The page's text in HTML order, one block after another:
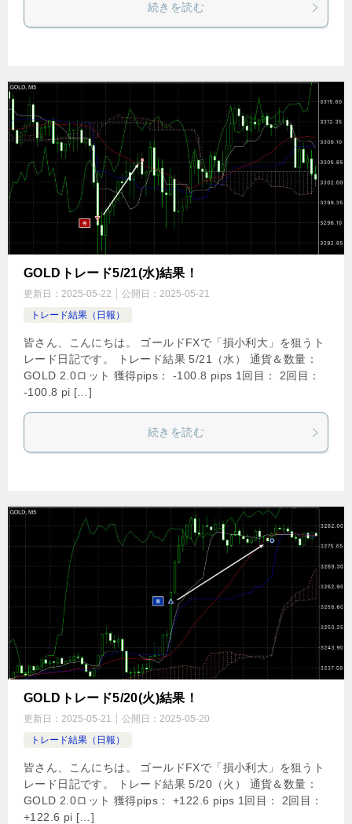
続きを読む
GOLDトレード5/21(水)結果！
更新日： 2025-05-22 公開日： 2025-05-21
トレード結果（日報）
皆さん、こんにちは。 ゴールドFXで「損小利大」を狙うト
レード日記です。 トレード結果 5/21（水） 通貨＆数量：
GOLD 2.0ロット 獲得pips： -100.8 pips 1回目： 2回目：
-100.8 pi […]
続きを読む
GOLDトレード5/20(火)結果！
更新日： 2025-05-21 公開日： 2025-05-20
トレード結果（日報）
皆さん、こんにちは。 ゴールドFXで「損小利大」を狙うト
レード日記です。 トレード結果 5/20（火） 通貨＆数量：
GOLD 2.0ロット 獲得pips： +122.6 pips 1回目： 2回目：
+122.6 pi […]